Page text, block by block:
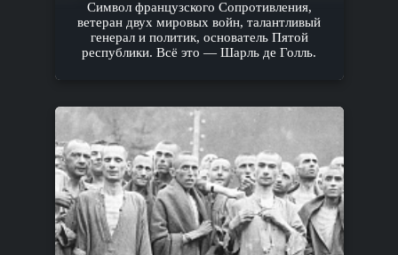
Символ французского Сопротивления,
ветеран двух мировых войн, талантливый
генерал и политик, основатель Пятой
республики. Всё это — Шарль де Голль.